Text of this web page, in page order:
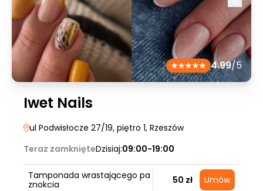
4.99/5
Iwet Nails
ul Podwisłocze 27/19, piętro 1, Rzeszów
Teraz zamknięteDzisiaj:09:00-19:00
Tamponada wrastającego pa
znokcia
50 zł Umów